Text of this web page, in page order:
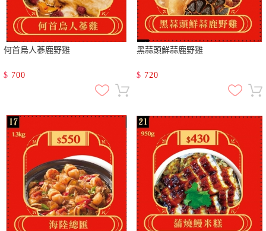
何首烏人蔘鹿野雞
$ 700
黑蒜頭鮮蒜鹿野雞
$ 720